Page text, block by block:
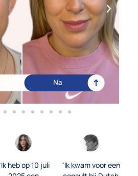
heb op 10 juli
"Ik kwam voor een